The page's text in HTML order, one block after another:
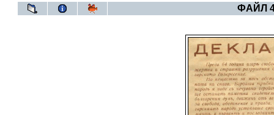
ФАЙЛ